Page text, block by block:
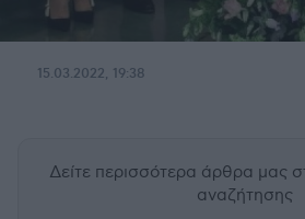
15.03.2022, 19:38
Δείτε περισσότερα άρθρα μας
αναζήτησης